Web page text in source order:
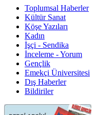
Toplumsal Haberler
Kültür Sanat
Köşe Yazıları
Kadın
İşçi - Sendika
İnceleme - Yorum
Gençlik
Emekçi Üniversitesi
Dış Haberler
Bildiriler